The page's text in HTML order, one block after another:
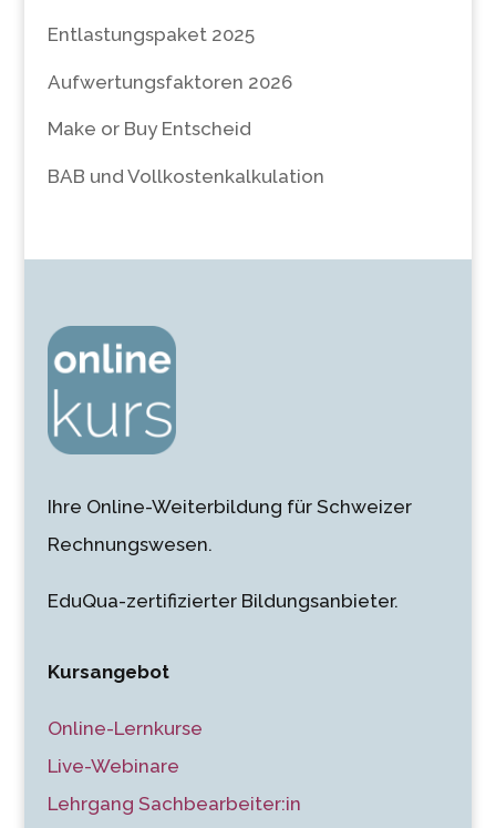
Entlastungspaket 2025
Aufwertungsfaktoren 2026
Make or Buy Entscheid
BAB und Vollkostenkalkulation
Ihre Online-Weiterbildung für Schweizer
Rechnungswesen.
EduQua-zertifizierter Bildungsanbieter.
Kursangebot
Online-Lernkurse
Live-Webinare
Lehrgang Sachbearbeiter:in